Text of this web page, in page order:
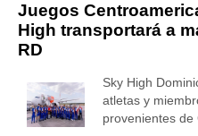
Juegos
High transportará a
RD
Sky High
atletas y
provenientes